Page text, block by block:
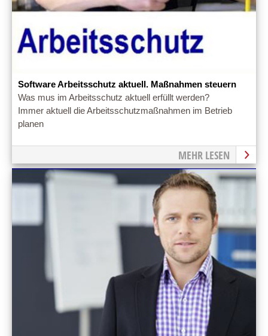
Software Arbeitsschutz aktuell. Maßnahmen steuern
Was mus im Arbeitsschutz aktuell erfüllt werden?
Immer aktuell die Arbeitsschutzmaßnahmen im Betrieb
planen
MEHR LESEN